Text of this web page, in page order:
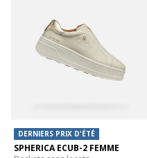
DERNIERS PRIX D'ÉTÉ
SPHERICA ECUB-2 FEMME